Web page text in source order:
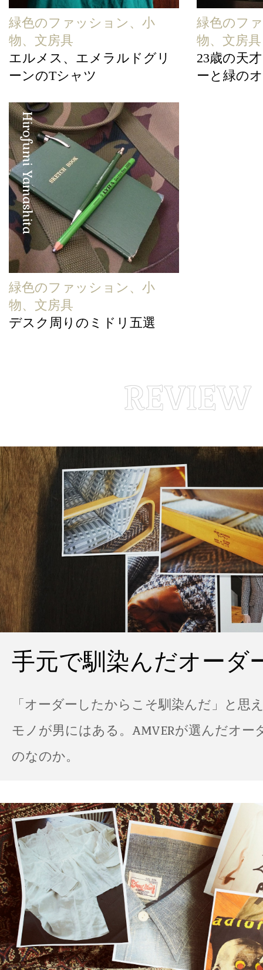
緑色のファッション、小
物、文房具
エルメス、エメラルドグリ
ーンのTシャツ
緑色のフ
物、文房具
23歳の天
ーと緑の
Hirofumi Yamashita
緑色のファッション、小
物、文房具
デスク周りのミドリ五選
手元で馴染んだオーダ
「オーダーしたからこそ馴染んだ」と思
モノが男にはある。AMVERが選んだオー
のなのか。